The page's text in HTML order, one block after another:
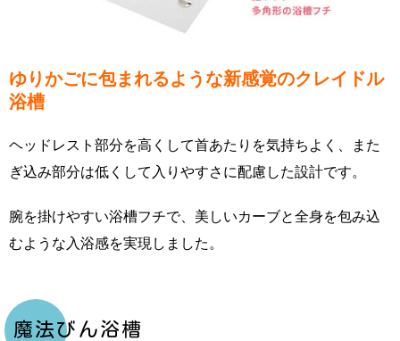
ゆりかごに包まれるような新感覚のクレイドル
浴槽
ヘッドレスト部分を高くして首あたりを気持ちよく、また
ぎ込み部分は低くして入りやすさに配慮した設計です。
腕を掛けやすい浴槽フチで、美しいカーブと全身を包み込
むような入浴感を実現しました。
魔法びん浴槽